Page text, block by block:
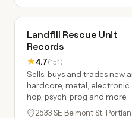
Landfill Rescue Unit
Records
★4.7(151)
Sells, buys and trades new
hardcore, metal,
hop, psych, prog and more.
2533 SE Belmont St,